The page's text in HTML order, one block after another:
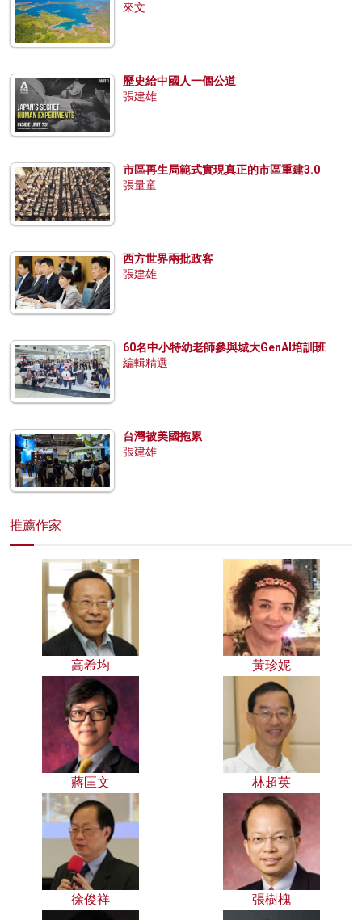
來文
歷史給中國人一個公道
張建雄
市區再生局範式實現真正的市區重建3.0
張量童
西方世界兩批政客
張建雄
60名中小特幼老師參與城大GenAI培訓班
編輯精選
台灣被美國拖累
張建雄
推薦作家
高希均 黃珍妮
蔣匡文 林超英
徐俊祥 張樹槐